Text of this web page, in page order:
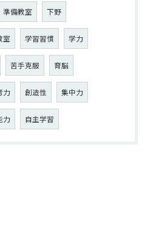
準備教室 下野
室 学習習慣 学力
苦手克服 育脳
力 創造性 集中力
力 自主学習